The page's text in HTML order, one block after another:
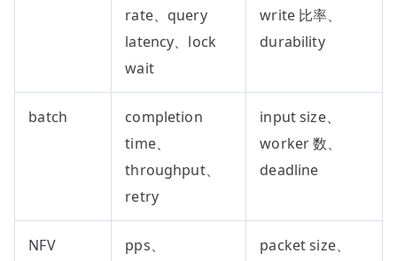
rate、query
latency、lock
wait
write 比率、
durability
batch
completion
time、
throughput、
retry
input size、
worker 数、
deadline
NFV
pps、
packet size、